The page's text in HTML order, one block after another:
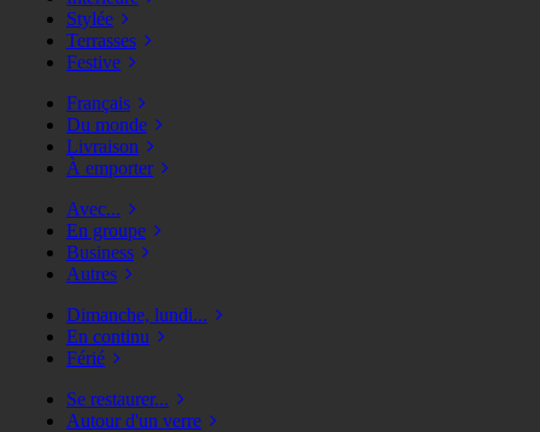
Stylée
Terrasses
Festive
Français
Du monde
Livraison
À emporter
Avec...
En groupe
Business
Autres
Dimanche, lundi...
En continu
Férié
Se restaurer...
Autour d'un verre